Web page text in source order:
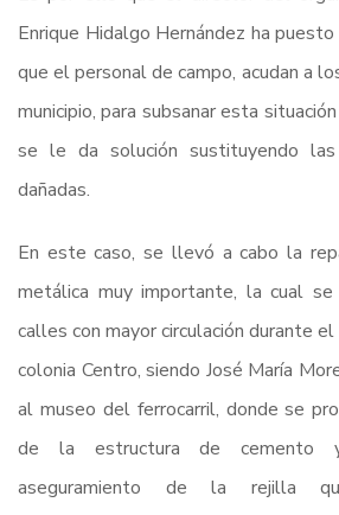
Enrique Hidalgo Hernández ha
que el personal de campo, acudan a
municipio, para subsanar esta
se le da solución sustituyendo
dañadas.
En este caso, se llevó a cabo la
metálica muy importante, la cual
calles con mayor circulación durante
colonia Centro, siendo José María
al museo del ferrocarril, donde se
de la estructura de cemento
aseguramiento de la rejilla